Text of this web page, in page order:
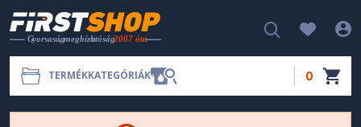
TERMÉKKATEGÓRIÁK 0